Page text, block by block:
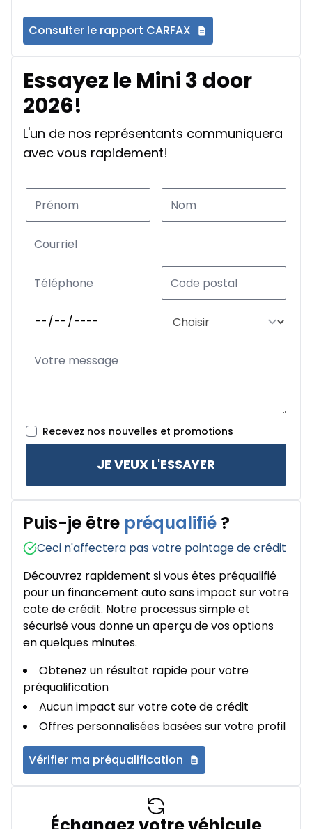
Consulter le rapport CARFAX
Essayez le Mini 3 door
2026!
L'un de nos représentants communiquera
avec vous rapidement!
Recevez nos nouvelles et promotions
JE VEUX L'ESSAYER
Puis-je être préqualifié ?
Ceci n'affectera pas votre pointage de crédit
Découvrez rapidement si vous êtes préqualifié
pour un financement auto sans impact sur votre
cote de crédit. Notre processus simple et
sécurisé vous donne un aperçu de vos options
en quelques minutes.
Obtenez un résultat rapide pour votre
préqualification
Aucun impact sur votre cote de crédit
Offres personnalisées basées sur votre profil
Vérifier ma préqualification